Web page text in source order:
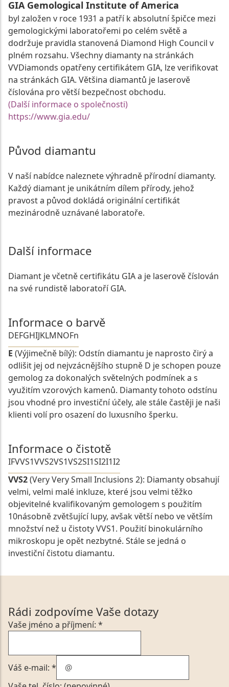
GIA Gemological Institute of America
byl založen v roce 1931 a patří k absolutní špičce mezi
gemologickými laboratořemi po celém světě a
dodržuje pravidla stanovená Diamond High Council v
plném rozsahu. Všechny diamanty na stránkách
VVDiamonds opatřeny certifikátem GIA, lze verifikovat
na stránkách GIA. Většina diamantů je laserově
číslována pro větší bezpečnost obchodu.
(Další informace o společnosti)
https://www.gia.edu/
Původ diamantu
V naší nabídce naleznete výhradně přírodní diamanty.
Každý diamant je unikátním dílem přírody, jehož
pravost a původ dokládá originální certifikát
mezinárodně uznávané laboratoře.
Další informace
Diamant je včetně certifikátu GIA a je laserově číslován
na své rundistě laboratoří GIA.
Informace o barvě
DEFGHIJKLMNOFn
E (Výjimečně bílý): Odstín diamantu je naprosto čirý a
odlišit jej od nejvzácnějšího stupně D je schopen pouze
gemolog za dokonalých světelných podmínek a s
využitím vzorových kamenů. Diamanty tohoto odstínu
jsou vhodné pro investiční účely, ale stále častěji je naši
klienti volí pro osazení do luxusního šperku.
Informace o čistotě
IFVVS1VVS2VS1VS2SI1SI2I1I2
VVS2(Very Very Small Inclusions 2): Diamanty obsahují
velmi, velmi malé inkluze, které jsou velmi těžko
objevitelné kvalifikovaným gemologem s použitím
10násobně zvětšující lupy, avšak větší nebo ve větším
množství než u čistoty VVS1. Použití binokulárního
mikroskopu je opět nezbytné. Stále se jedná o
investiční čistotu diamantu.
Rádi zodpovíme Vaše dotazy
Vaše jméno a příjmení: *
Váš e-mail: *